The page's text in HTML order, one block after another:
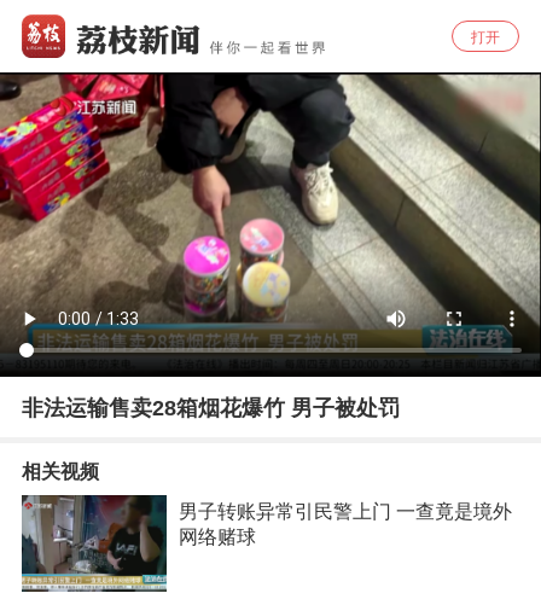
打开
非法运输售卖28箱烟花爆竹 男子被处罚
相关视频
男子转账异常引民警上门 一查竟是境外
网络赌球